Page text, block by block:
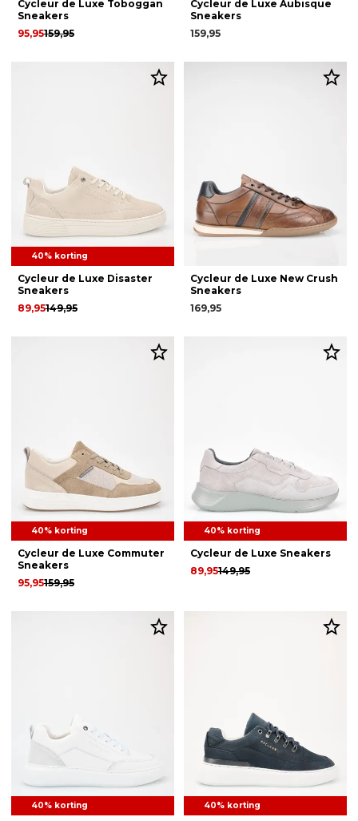
Cycleur de Luxe Toboggan
Sneakers
159,95
95,95
Cycleur de Luxe Aubisque
Sneakers
159,95
40% korting
Cycleur de Luxe Disaster
Sneakers
149,95
89,95
Cycleur de Luxe New Crush
Sneakers
169,95
40% korting
Cycleur de Luxe Commuter
Sneakers
159,95
95,95
40% korting
Cycleur de Luxe Sneakers
149,95
89,95
40% korting 40% korting